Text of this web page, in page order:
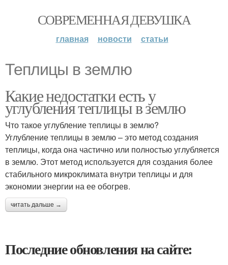
СОВРЕМЕННАЯ ДЕВУШКА
главная новости статьи
Теплицы в землю
Какие недостатки есть у
углубления теплицы в землю
Что такое углубление теплицы в землю?
Углубление теплицы в землю – это метод создания
теплицы, когда она частично или полностью углубляется
в землю. Этот метод используется для создания более
стабильного микроклимата внутри теплицы и для
экономии энергии на ее обогрев.
читать дальше →
Последние обновления на сайте: